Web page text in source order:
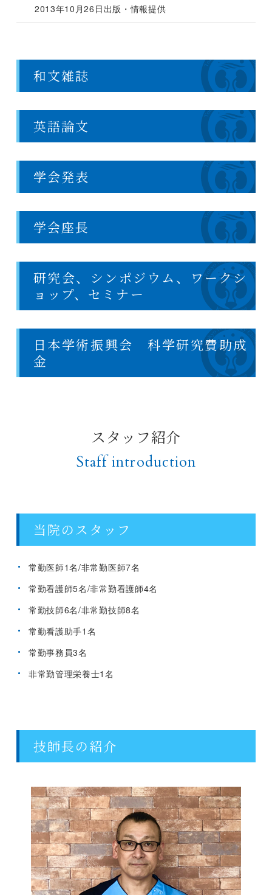
2013年10月26日出版・情報提供
和文雑誌
英語論文
学会発表
学会座長
研究会、シンポジウム、ワークシ
ョップ、セミナー
日本学術振興会 科学研究費助成
金
スタッフ紹介
Staff introduction
当院のスタッフ
常勤医師1名/非常勤医師7名
常勤看護師5名/非常勤看護師4名
常勤技師6名/非常勤技師8名
常勤看護助手1名
常勤事務員3名
非常勤管理栄養士1名
技師長の紹介